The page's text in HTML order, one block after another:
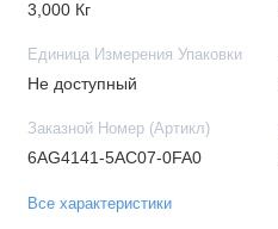
3,000 Кг
Единица Измерения Упаковки
Не доступный
Заказной Номер (Артикл)
6AG4141-5AC07-0FA0
Все характеристики